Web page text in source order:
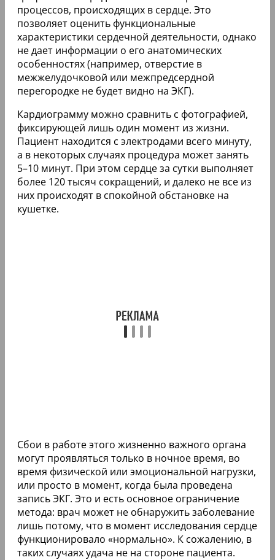
процессов, происходящих в сердце. Это
позволяет оценить функциональные
характеристики сердечной деятельности, однако
не дает информации о его анатомических
особенностях (например, отверстие в
межжелудочковой или межпредсердной
перегородке не будет видно на ЭКГ).
Кардиограмму можно сравнить с фотографией,
фиксирующей лишь один момент из жизни.
Пациент находится с электродами всего минуту,
а в некоторых случаях процедура может занять
5–10 минут. При этом сердце за сутки выполняет
более 120 тысяч сокращений, и далеко не все из
них происходят в спокойной обстановке на
кушетке.
Сбои в работе этого жизненно важного органа
могут проявляться только в ночное время, во
время физической или эмоциональной нагрузки,
или просто в момент, когда была проведена
запись ЭКГ. Это и есть основное ограничение
метода: врач может не обнаружить заболевание
лишь потому, что в момент исследования сердце
функционировало «нормально». К сожалению, в
таких случаях удача не на стороне пациента.